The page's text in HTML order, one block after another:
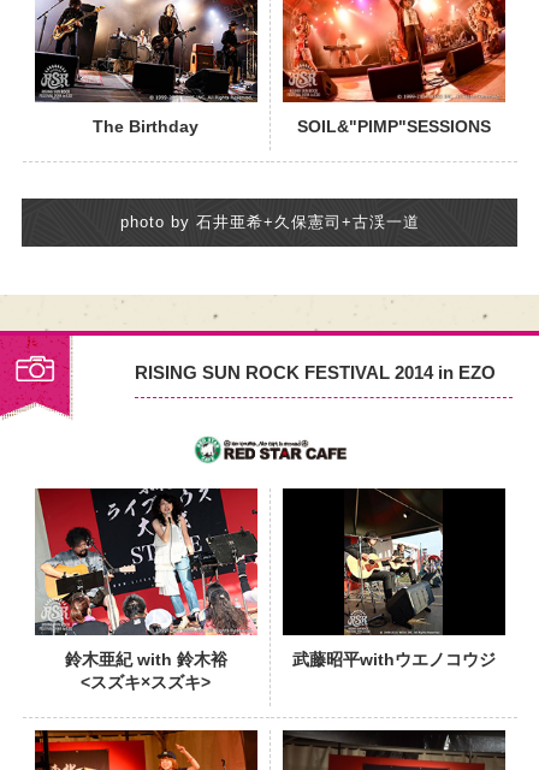
The Birthday SOIL&"PIMP"SESSIONS
photo by 石井亜希+久保憲司+古渓一道
RISING SUN ROCK FESTIVAL 2014 in EZO
鈴木亜紀 with 鈴木裕
<スズキ×スズキ>
武藤昭平withウエノコウジ
PHOTO
PHOTO